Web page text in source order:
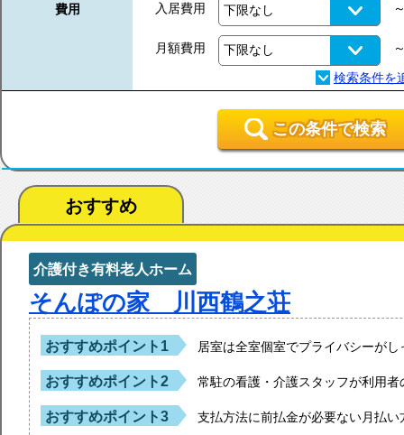
費用 入居費用
月額費用
この条件で検索
おすすめ
介護付き有料老人ホーム
そんぽの家 川西鶴之荘
おすすめポイント1 居室は全室個室でプライバシーが
おすすめポイント2 常駐の看護・介護スタッフが利用
おすすめポイント3 支払方法に前払金が必要ない月払